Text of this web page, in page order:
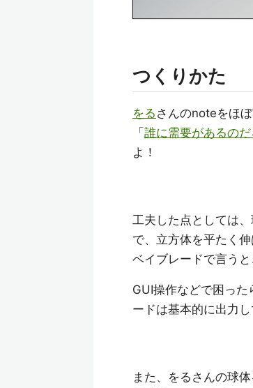
つくりかた
をる さんのnoteをほ
「誰に需要があるの
よ！
工夫した点としては
で、立方体を平たく
ベイブレードで言うと
GUI操作などで困っ
ードは基本的に出力
また、をるさんの球